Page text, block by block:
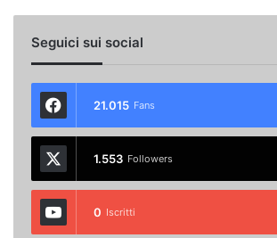
Seguici sui social
21.015 Fans
1.553 Followers
0 Iscritti